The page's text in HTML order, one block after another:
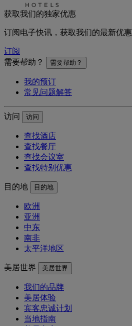
获取我们的独家优惠
订阅电子快讯，获取我们的最新优惠
订阅
需要帮助？
需要帮助？
我的预订
常见问题解答
访问 访问
查找酒店
查找餐厅
查找会议室
查找特别优惠
目的地 目的地
欧洲
亚洲
中东
南非
太平洋地区
美居世界 美居世界
我们的品牌
美居体验
宾客忠诚计划
当地指南